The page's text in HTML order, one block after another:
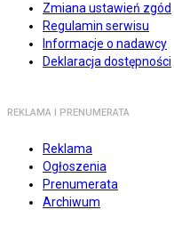
Zmiana ustawień zgód
Regulamin serwisu
Informacje o nadawcy
Deklaracja dostępności
REKLAMA I PRENUMERATA
Reklama
Ogłoszenia
Prenumerata
Archiwum